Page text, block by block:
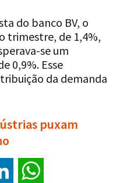
do banco BV, o
trimestre, de 1,4%,
se um
0,9%. Esse
da demanda
puxam
LinkedIn